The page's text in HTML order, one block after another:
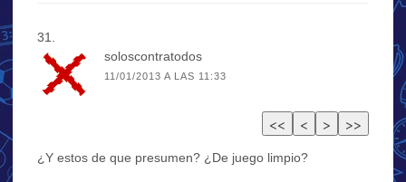
soloscontratodos
11/01/2013 A LAS 11:33
¿Y estos de que presumen? ¿De juego limpio?